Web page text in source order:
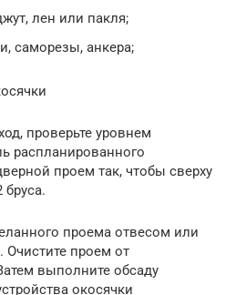
лен или пакля;
саморезы, анкера;
проверьте уровнем
распланированного
проем так, чтобы сверху
бруса.
проема отвесом или
проем от
выполните обсаду
окосячки